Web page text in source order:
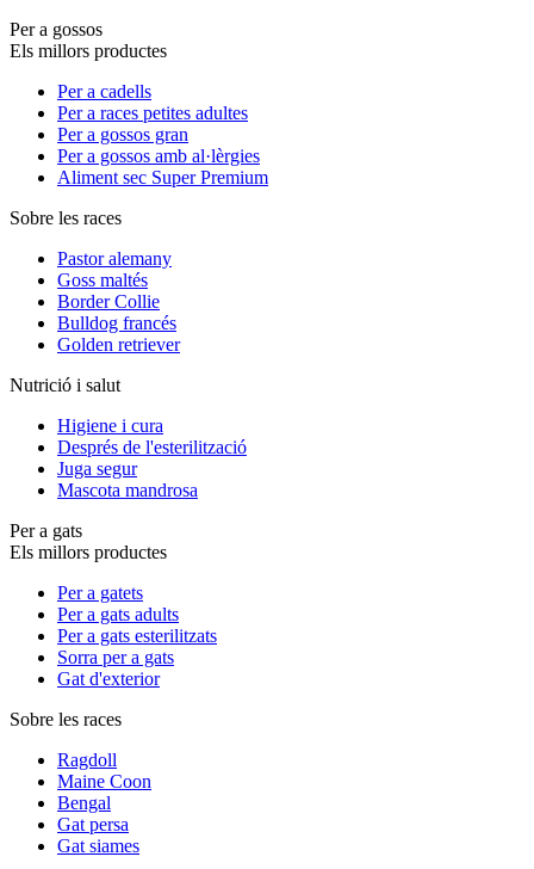
Per a gossos
Els millors productes
Per a cadells
Per a races petites adultes
Per a gossos gran
Per a gossos amb al·lèrgies
Aliment sec Super Premium
Sobre les races
Pastor alemany
Goss maltés
Border Collie
Bulldog francés
Golden retriever
Nutrició i salut
Higiene i cura
Després de l'esterilització
Juga segur
Mascota mandrosa
Per a gats
Els millors productes
Per a gatets
Per a gats adults
Per a gats esterilitzats
Sorra per a gats
Gat d'exterior
Sobre les races
Ragdoll
Maine Coon
Bengal
Gat persa
Gat siames